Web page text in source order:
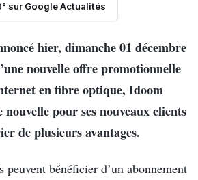
sur Google Actualités
hier, dimanche 01 décembre
nouvelle offre promotionnelle
en fibre optique, Idoom
pour ses nouveaux clients
de plusieurs avantages.
peuvent bénéficier d’un abonnement